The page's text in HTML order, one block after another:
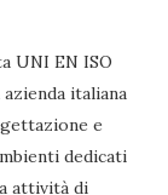
UNI EN ISO
azienda italiana
e
dedicati
attività di